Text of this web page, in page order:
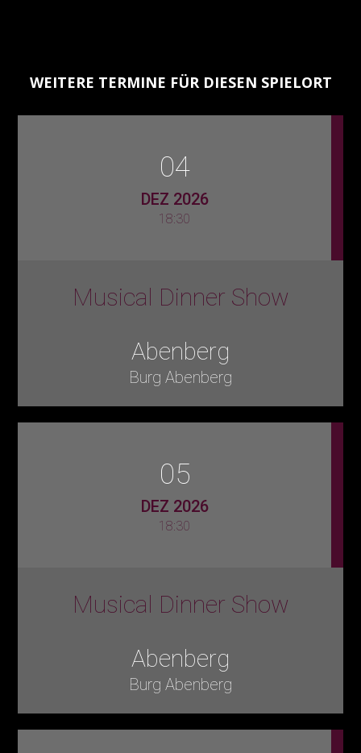
WEITERE TERMINE FÜR DIESEN SPIELORT
04
DEZ 2026
18:30
Musical Dinner Show
Abenberg
Burg Abenberg
05
DEZ 2026
18:30
Musical Dinner Show
Abenberg
Burg Abenberg